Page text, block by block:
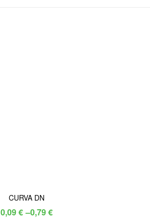
CURVA DN
0,09€ –0,79€
Price